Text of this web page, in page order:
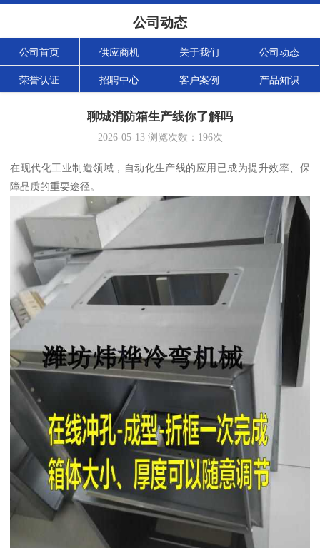
公司动态
公司首页 供应商机 关于我们 公司动态
荣誉认证 招聘中心 客户案例 产品知识
聊城消防箱生产线你了解吗
2026-05-13浏览次数： 196次
在现代化工业制造领域，自动化生产线的应用已成为提升效率、保
障品质的重要途径。